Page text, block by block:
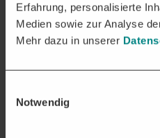
Erfahrung, personalisierte
Medien sowie zur Analyse
Mehr dazu in unserer
Notwendig